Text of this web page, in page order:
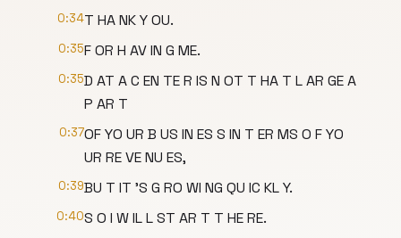
0:34T HA NK Y OU.
0:35F OR H AV IN G ME.
0:35D AT A C EN TE R IS N OT T HA T L AR GE A
P AR T
0:37OF YO UR B US IN ES S IN T ER MS O F YO
UR RE VE NU ES,
0:39BU T IT 'S G RO WI NG QU IC KL Y.
0:40S O I W IL L ST AR T T HE RE.